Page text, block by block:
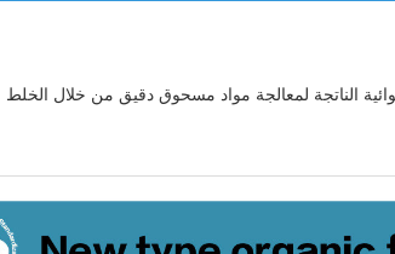
الناتجة لمعالجة مواد مسحوق دقيق من خلال الخلط